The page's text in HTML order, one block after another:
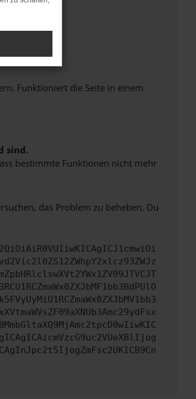
Funktioniert die Seite in einem
sind.
bestimmte Funktionen nicht mehr
das Problem zu beheben. Du